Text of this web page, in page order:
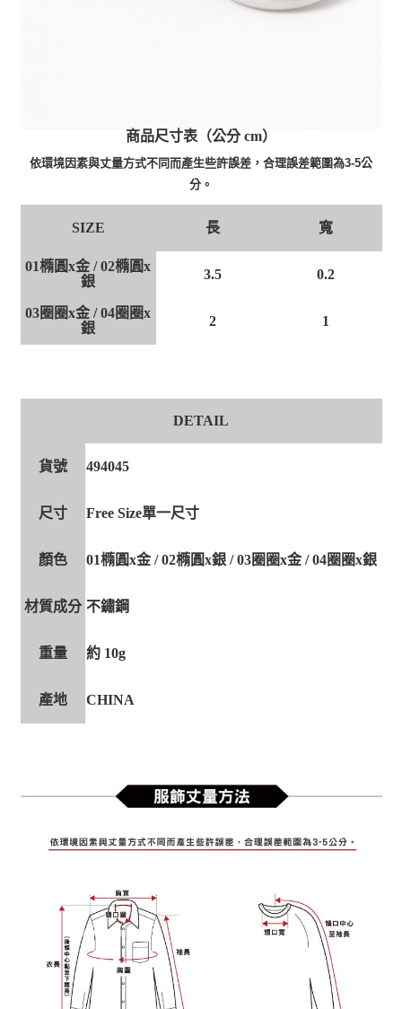
商品尺寸表（公分 cm）
依環境因素與丈量方式不同而產生些許誤差，合理誤差範圍為3-5公
分。
SIZE 長 寬
01橢圓x金 / 02橢圓x
銀
3.5 0.2
03圈圈x金 / 04圈圈x
銀
2 1
DETAIL
貨號 494045
尺寸 Free Size單一尺寸
顏色 01橢圓x金 / 02橢圓x銀 / 03圈圈x金 / 04圈圈x銀
材質成分 不鏽鋼
重量 約 10g
產地 CHINA